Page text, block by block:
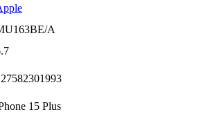
A
15 Plus